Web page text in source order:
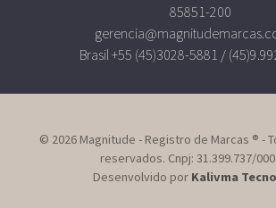
85851-200
Brasil +55 (45)3028-5881 /
© 2026 Magnitude - Registro de Marcas ® -
reservados. Cnpj: 31.399.737/
Desenvolvido por Kalivma